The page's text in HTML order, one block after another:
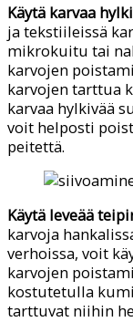
Käytä karvaa
ja tekstiileissä
mikrokuitu tai
karvojen
karvojen tarttua
karvaa hylkivää
voit helposti
peitettä.
Käytä leveää
karvoja
verhoissa, voit
karvojen
kostutetulla
tarttuvat niihin